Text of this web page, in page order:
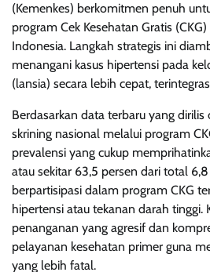
(Kemenkes) berkomitmen penuh
program Cek Kesehatan Gratis
Indonesia. Langkah strategis ini
menangani kasus hipertensi pada
(lansia) secara lebih cepat,
Berdasarkan data terbaru yang dirilis
skrining nasional melalui program
prevalensi yang cukup
atau sekitar 63,5 persen dari total
berpartisipasi dalam program CKG
hipertensi atau tekanan darah tinggi.
penanganan yang agresif dan
pelayanan kesehatan primer guna
yang lebih fatal.